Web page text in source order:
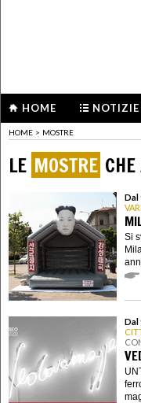
HOME NOTIZIE
HOME > MOSTRE
LE MOSTRE
Dal
Si
Dal